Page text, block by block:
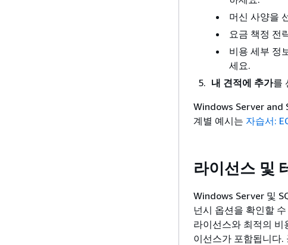
머신 사양을
요금 책정 전
비용 세부 정
세요.
내 견적에 추가를
Windows Server and
계별 예시는 자습서:
라이선스 및
Windows Server 및
넌시 옵션을 확인할
라이선스와 최적의 비
이선스가 포함됩니다.